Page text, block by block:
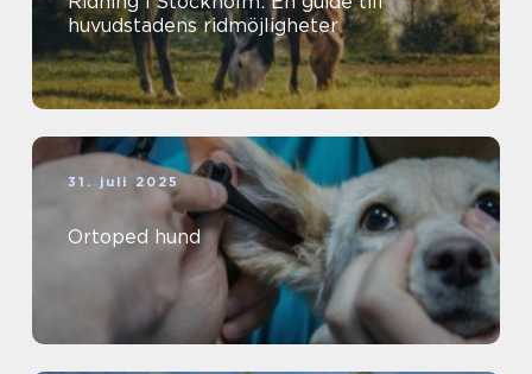
huvudstadens ridmöjligheter
31. juli 2025
Ortoped hund